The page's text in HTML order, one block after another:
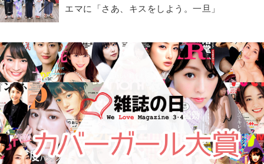
エマに「さあ、キスをしよう。一旦」